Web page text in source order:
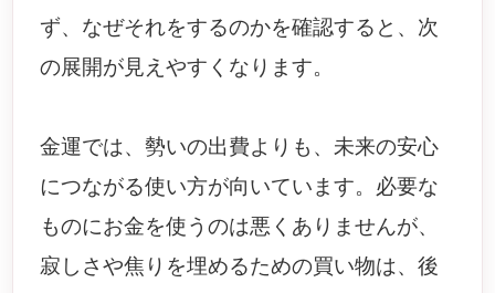
ず、なぜそれをするのかを確認すると、次
の展開が見えやすくなります。
金運では、勢いの出費よりも、未来の安心
につながる使い方が向いています。必要な
ものにお金を使うのは悪くありませんが、
寂しさや焦りを埋めるための買い物は、後